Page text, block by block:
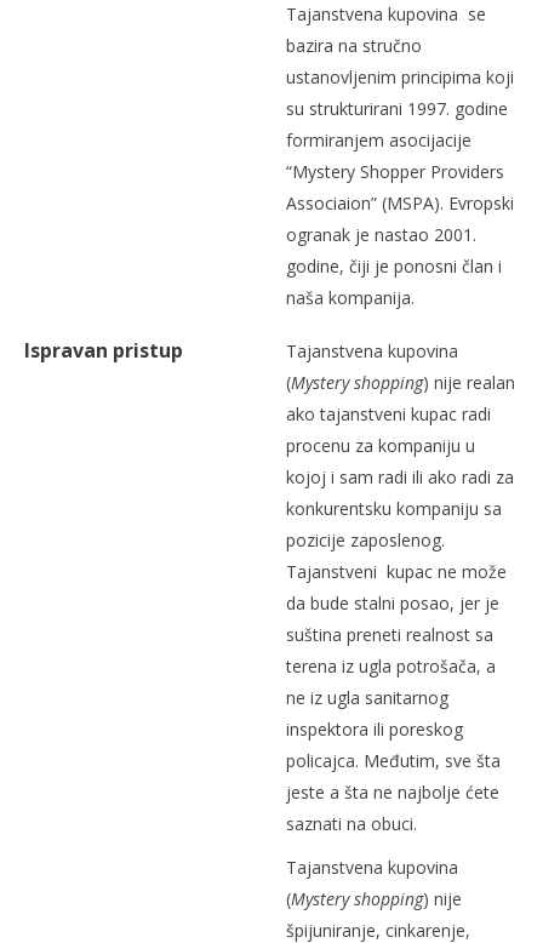
Tajanstvena kupovina se
bazira na stručno
ustanovljenim principima koji
su strukturirani 1997. godine
formiranjem asocijacije
“Mystery Shopper Providers
Associaion” (MSPA). Evropski
ogranak je nastao 2001.
godine, čiji je ponosni član i
naša kompanija.
Ispravan pristup
Tajanstvena kupovina
(Mystery shopping) nije realan
ako tajanstveni kupac radi
procenu za kompaniju u
kojoj i sam radi ili ako radi za
konkurentsku kompaniju sa
pozicije zaposlenog.
Tajanstveni kupac ne može
da bude stalni posao, jer je
suština preneti realnost sa
terena iz ugla potrošača, a
ne iz ugla sanitarnog
inspektora ili poreskog
policajca. Međutim, sve šta
jeste a šta ne najbolje ćete
saznati na obuci.
Tajanstvena kupovina
(Mystery shopping) nije
špijuniranje, cinkarenje,